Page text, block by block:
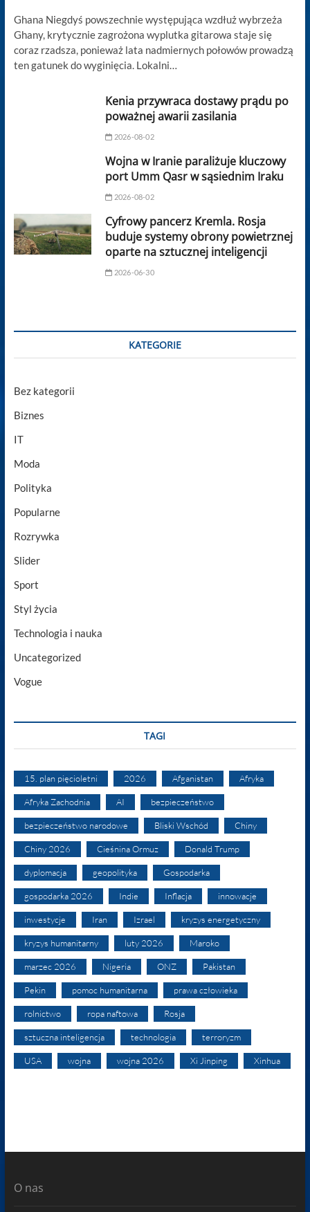
Ghana Niegdyś powszechnie występująca wzdłuż wybrzeża
Ghany, krytycznie zagrożona wyplutka gitarowa staje się
coraz rzadsza, ponieważ lata nadmiernych połowów prowadzą
ten gatunek do wyginięcia. Lokalni…
Kenia przywraca dostawy prądu po
poważnej awarii zasilania
2026-08-02
Wojna w Iranie paraliżuje kluczowy
port Umm Qasr w sąsiednim Iraku
2026-08-02
Cyfrowy pancerz Kremla. Rosja
buduje systemy obrony powietrznej
oparte na sztucznej inteligencji
2026-06-30
KATEGORIE
Bez kategorii
Biznes
IT
Moda
Polityka
Popularne
Rozrywka
Slider
Sport
Styl życia
Technologia i nauka
Uncategorized
Vogue
TAGI
15. plan pięcioletni 2026 Afganistan Afryka
Afryka Zachodnia AI bezpieczeństwo
bezpieczeństwo narodowe Bliski Wschód Chiny
Chiny 2026 Cieśnina Ormuz Donald Trump
dyplomacja geopolityka Gospodarka
gospodarka 2026 Indie Inflacja innowacje
inwestycje Iran Izrael kryzys energetyczny
kryzys humanitarny luty 2026 Maroko
marzec 2026 Nigeria ONZ Pakistan
Pekin pomoc humanitarna prawa człowieka
rolnictwo ropa naftowa Rosja
sztuczna inteligencja technologia terroryzm
USA wojna wojna 2026 Xi Jinping Xinhua
O nas